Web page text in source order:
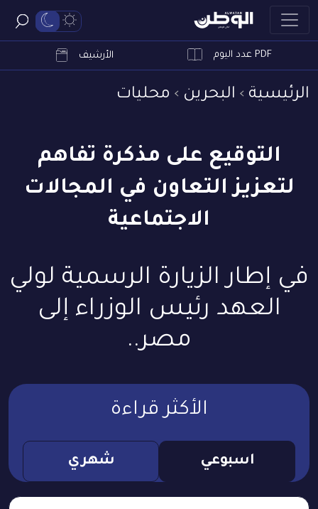
PDF عدد اليوم الأرشيف
الرئيسية البحرين محليات
التوقيع على مذكرة تفاهم
لتعزيز التعاون في المجالات
الاجتماعية
في إطار الزيارة الرسمية لولي
العهد رئيس الوزراء إلى
مصر..
الأكثر قراءة
اسبوعي شهري